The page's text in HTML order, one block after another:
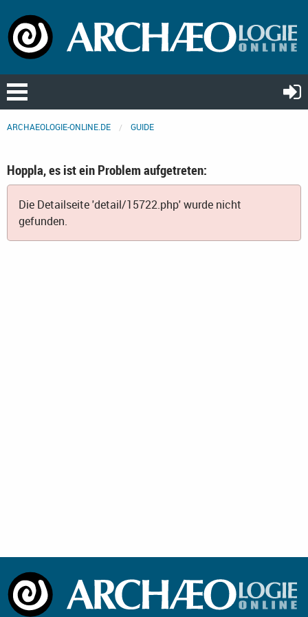
ARCHAEOLOGIE-ONLINE.DE GUIDE
Hoppla, es ist ein Problem aufgetreten:
Die Detailseite 'detail/15722.php' wurde nicht
gefunden.